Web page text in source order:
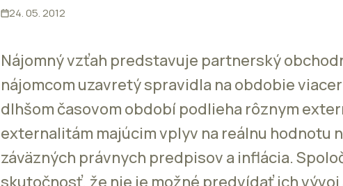
24. 05. 2012
Nájomný vzťah predstavuje partnerský
nájomcom uzavretý spravidla na obdobie
dlhšom časovom období podlieha rôznym
externalitám majúcim vplyv na reálnu hodnotu
záväzných právnych predpisov a inflácia.
skutočnosť, že nie je možné predvídať ich